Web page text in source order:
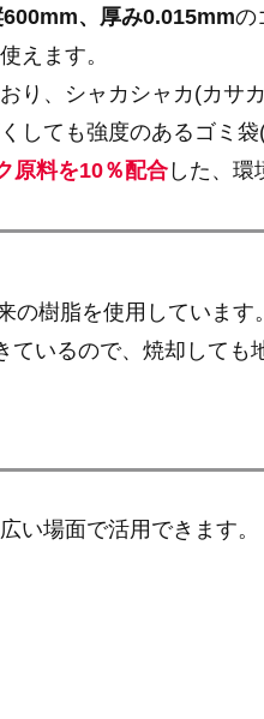
、厚み0.015mmの
えます。
り、シャカシャカ(カサ
しても強度のあるゴミ袋(
原料を10％配合した、環
の樹脂を使用しています
ているので、焼却しても
い場面で活用できます。